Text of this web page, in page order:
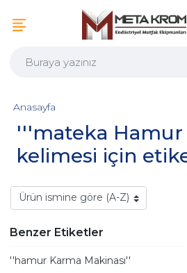
'''mateka
kelimesi için
Anasayfa
Benzer Etiketler
''hamur Karma Makinası''